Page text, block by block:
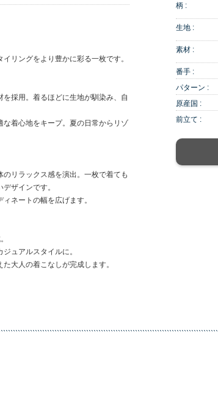
リングをより豊かに彩る一枚です。
採用。着るほどに生地が馴染み、自
な着心地をキープ。夏の日常からリゾ
リラックス感を演出。一枚で着ても
ザインです。
ネートの幅を広げます。
ュアルスタイルに。
大人の着こなしが完成します。
柄 :
生地 :
素材 :
番手 :
パターン :
原産国 :
前立て :